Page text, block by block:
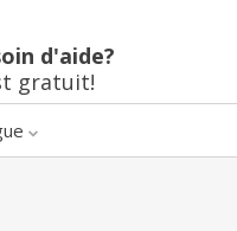
d'aide?
gratuit!